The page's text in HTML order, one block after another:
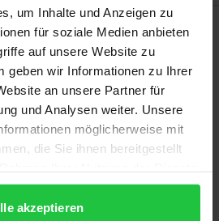
um Inhalte und Anzeigen zu
für soziale Medien anbieten
auf unsere Website zu
geben wir Informationen zu Ihrer
an unsere Partner für
und Analysen weiter. Unsere
möglicherweise mit
die Sie ihnen bereitgestellt
akzeptieren
Zeit? – Spürbar wird Zeit,
Ohne Zeit können wir nicht
oft als
Was im Kleinen belanglos
diese Fragen, macht sie